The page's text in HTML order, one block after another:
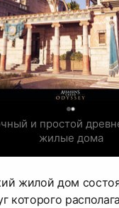
и простой
жилые дома
жилой дом
которого